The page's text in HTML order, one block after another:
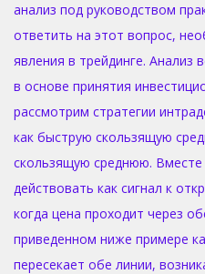
анализ под руководством
ответить на этот вопрос,
явления в трейдинге. Анализ
в основе принятия
рассмотрим стратегии
как быструю скользящую
скользящую среднюю. Вместе
действовать как сигнал к
когда цена проходит через
приведенном ниже примере
пересекает обе линии,